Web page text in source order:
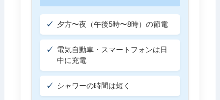
夕方〜夜（午後5時〜8時）の節電
電気自動車・スマートフォンは日
中に充電
シャワーの時間は短く